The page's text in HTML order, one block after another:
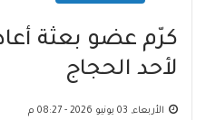
كرّم عضو بعثة
لأحد الحجاج
الأربعاء, 03 يونيو 2026 - 08:27 م